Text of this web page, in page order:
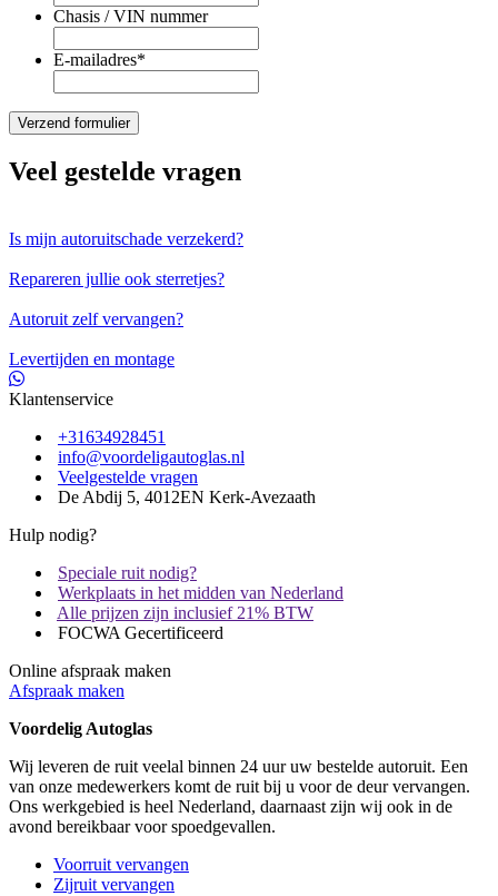
Chasis / VIN nummer
E-mailadres*
Veel gestelde vragen
Is mijn autoruitschade verzekerd?
Repareren jullie ook sterretjes?
Autoruit zelf vervangen?
Levertijden en montage
Klantenservice
+31634928451
info@voordeligautoglas.nl
Veelgestelde vragen
De Abdij 5, 4012EN Kerk-Avezaath
Hulp nodig?
Speciale ruit nodig?
Werkplaats in het midden van Nederland
Alle prijzen zijn inclusief 21% BTW
FOCWA Gecertificeerd
Online afspraak maken
Afspraak maken
Voordelig Autoglas
Wij leveren de ruit veelal binnen 24 uur uw bestelde autoruit. Een
van onze medewerkers komt de ruit bij u voor de deur vervangen.
Ons werkgebied is heel Nederland, daarnaast zijn wij ook in de
avond bereikbaar voor spoedgevallen.
Voorruit vervangen
Zijruit vervangen